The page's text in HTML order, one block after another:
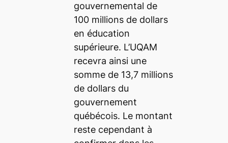
gouvernemental de
100 millions de dollars
en éducation
supérieure. L’UQAM
recevra ainsi une
somme de 13,7 millions
de dollars du
gouvernement
québécois. Le montant
reste cependant à